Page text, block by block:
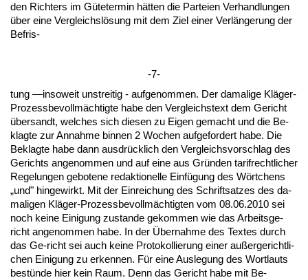
den Rich­ters im Güte­ter­min hätten die Par­tei­en Ver­hand­lun­gen
über ei­ne Ver­gleichslösung mit dem Ziel ei­ner Verlänge­rung der
Be­fris-
-7-
tung —in­so­weit un­strei­tig - auf­ge­nom­men. Der da­ma­li­ge Kläger-
Pro­zess­be­vollmäch­tig­te ha­be den Ver­gleichs­text dem Ge­richt
über­sandt, wel­ches sich die­sen zu Ei­gen ge­macht und die Be­
klag­te zur An­nah­me bin­nen 2 Wo­chen auf­ge­for­dert ha­be. Die
Be­klag­te ha­be dann aus­drück­lich den Ver­gleichs­vor­schlag des
Ge­richts an­ge­nom­men und auf ei­ne aus Gründen ta­rif­recht­li­cher
Re­ge­lun­gen ge­bo­te­ne re­dak­tio­nel­le Einfügung des Wört­chens
„und" hin­ge­wirkt. Mit der Ein­rei­chung des Schrift­sat­zes des da­
ma­li­gen Kläger-Pro­zess­be­vollmäch­tig­ten vom 08.06.2010 sei
noch kei­ne Ei­ni­gung zu­stan­de ge­kom­men wie das Ar­beits­ge­
richt an­ge­nom­men ha­be. In der Über­nah­me des Tex­tes durch
das Ge-richt sei auch kei­ne Pro­to­kol­lie­rung ei­ner außer­ge­richt­li­
chen Ei­ni­gung zu er­ken­nen. Für ei­ne Aus­le­gung des Wort­lauts
bestünde hier kein Raum. Denn das Ge­richt ha­be mit Be­